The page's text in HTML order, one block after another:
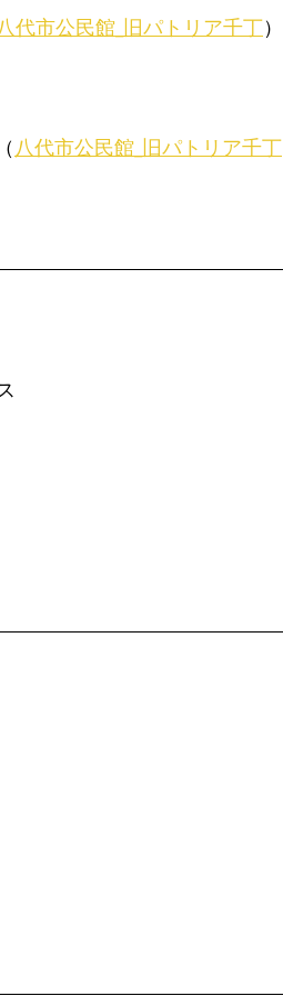
代市公民館_旧パトリア千丁）
八代市公民館_旧パトリア千丁